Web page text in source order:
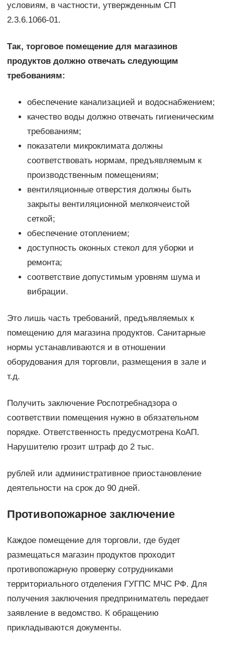
условиям, в частности, утвержденным СП
2.3.6.1066-01.
Так, торговое помещение для магазинов
продуктов должно отвечать следующим
требованиям:
обеспечение канализацией и водоснабжением;
качество воды должно отвечать гигиеническим
требованиям;
показатели микроклимата должны
соответствовать нормам, предъявляемым к
производственным помещениям;
вентиляционные отверстия должны быть
закрыты вентиляционной мелкоячеистой
сеткой;
обеспечение отоплением;
доступность оконных стекол для уборки и
ремонта;
соответствие допустимым уровням шума и
вибрации.
Это лишь часть требований, предъявляемых к
помещению для магазина продуктов. Санитарные
нормы устанавливаются и в отношении
оборудования для торговли, размещения в зале и
т.д.
Получить заключение Роспотребнадзора о
соответствии помещения нужно в обязательном
порядке. Ответственность предусмотрена КоАП.
Нарушителю грозит штраф до 2 тыс.
рублей или административное приостановление
деятельности на срок до 90 дней.
Противопожарное заключение
Каждое помещение для торговли, где будет
размещаться магазин продуктов проходит
противопожарную проверку сотрудниками
территориального отделения ГУГПС МЧС РФ. Для
получения заключения предприниматель передает
заявление в ведомство. К обращению
прикладываются документы.